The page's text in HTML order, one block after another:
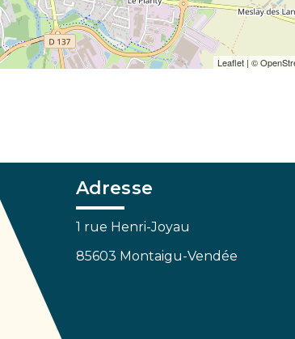
Leaflet| ©
Adresse
1 rue Henri-Joyau
85603 Montaigu-Vendée